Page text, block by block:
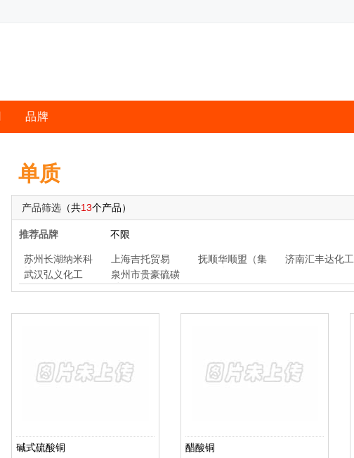
品牌
单质
产品筛选 （共13个产品）
推荐品牌 不限
苏州长湖纳米科
技
上海吉托贸易
抚顺华顺盟（集
济南汇丰达化工
武汉弘义化工
泉州市贵豪硫磺
粉厂
碱式硫酸铜 醋酸铜